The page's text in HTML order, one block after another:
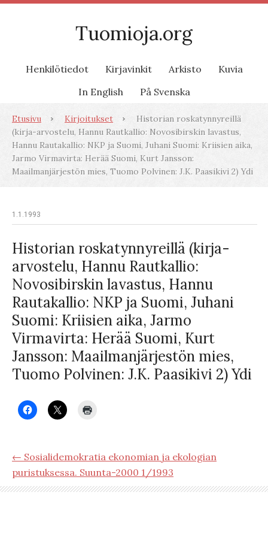
Tuomioja.org
Henkilötiedot Kirjavinkit Arkisto
Kuvia
In English
På Svenska
Etusivu Kirjoitukset
Historian roskatynnyreillä
(kirja-arvostelu, Hannu Rautkallio: Novosibirskin lavastus,
Hannu Rautakallio: NKP ja Suomi, Juhani Suomi: Kriisien aika,
Jarmo Virmavirta: Herää Suomi, Kurt Jansson:
Maailmanjärjestön mies, Tuomo Polvinen: J.K. Paasikivi 2) Ydi
1.1.1993
Historian roskatynnyreillä (kirja-
arvostelu, Hannu Rautkallio:
Novosibirskin lavastus, Hannu
Rautakallio: NKP ja Suomi, Juhani
Suomi: Kriisien aika, Jarmo
Virmavirta: Herää Suomi, Kurt
Jansson: Maailmanjärjestön mies,
Tuomo Polvinen: J.K. Paasikivi 2) Ydi
← Sosialidemokratia ekonomian ja ekologian
puristuksessa. Suunta-2000 1/1993